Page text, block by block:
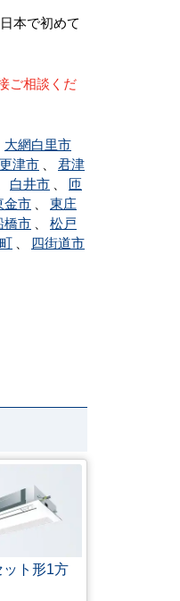
本で初めて
ご相談くだ
大網白里市
津市
君津
白井市
匝
金市
東庄
橋市
松戸
四街道市
ト形1方